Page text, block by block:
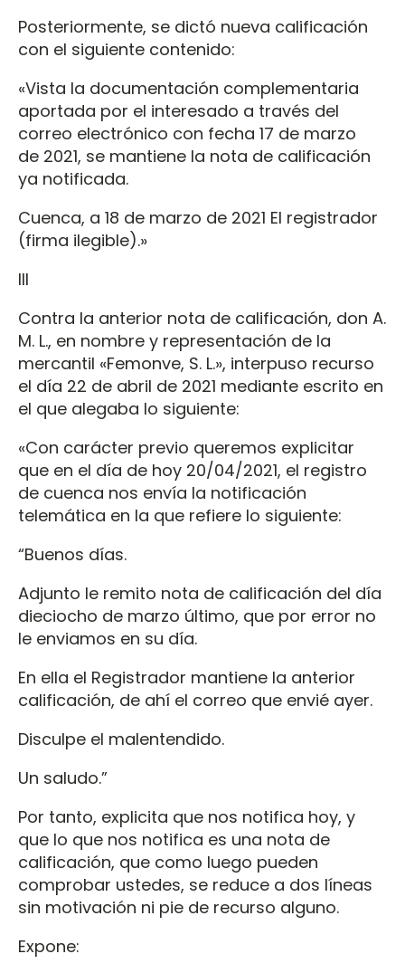
Posteriormente, se dictó nueva calificación
con el siguiente contenido:
«Vista la documentación complementaria
aportada por el interesado a través del
correo electrónico con fecha 17 de marzo
de 2021, se mantiene la nota de calificación
ya notificada.
Cuenca, a 18 de marzo de 2021 El registrador
(firma ilegible).»
III
Contra la anterior nota de calificación, don A.
M. L., en nombre y representación de la
mercantil «Femonve, S. L.», interpuso recurso
el día 22 de abril de 2021 mediante escrito en
el que alegaba lo siguiente:
«Con carácter previo queremos explicitar
que en el día de hoy 20/04/2021, el registro
de cuenca nos envía la notificación
telemática en la que refiere lo siguiente:
“Buenos días.
Adjunto le remito nota de calificación del día
dieciocho de marzo último, que por error no
le enviamos en su día.
En ella el Registrador mantiene la anterior
calificación, de ahí el correo que envié ayer.
Disculpe el malentendido.
Un saludo.”
Por tanto, explicita que nos notifica hoy, y
que lo que nos notifica es una nota de
calificación, que como luego pueden
comprobar ustedes, se reduce a dos líneas
sin motivación ni pie de recurso alguno.
Expone: